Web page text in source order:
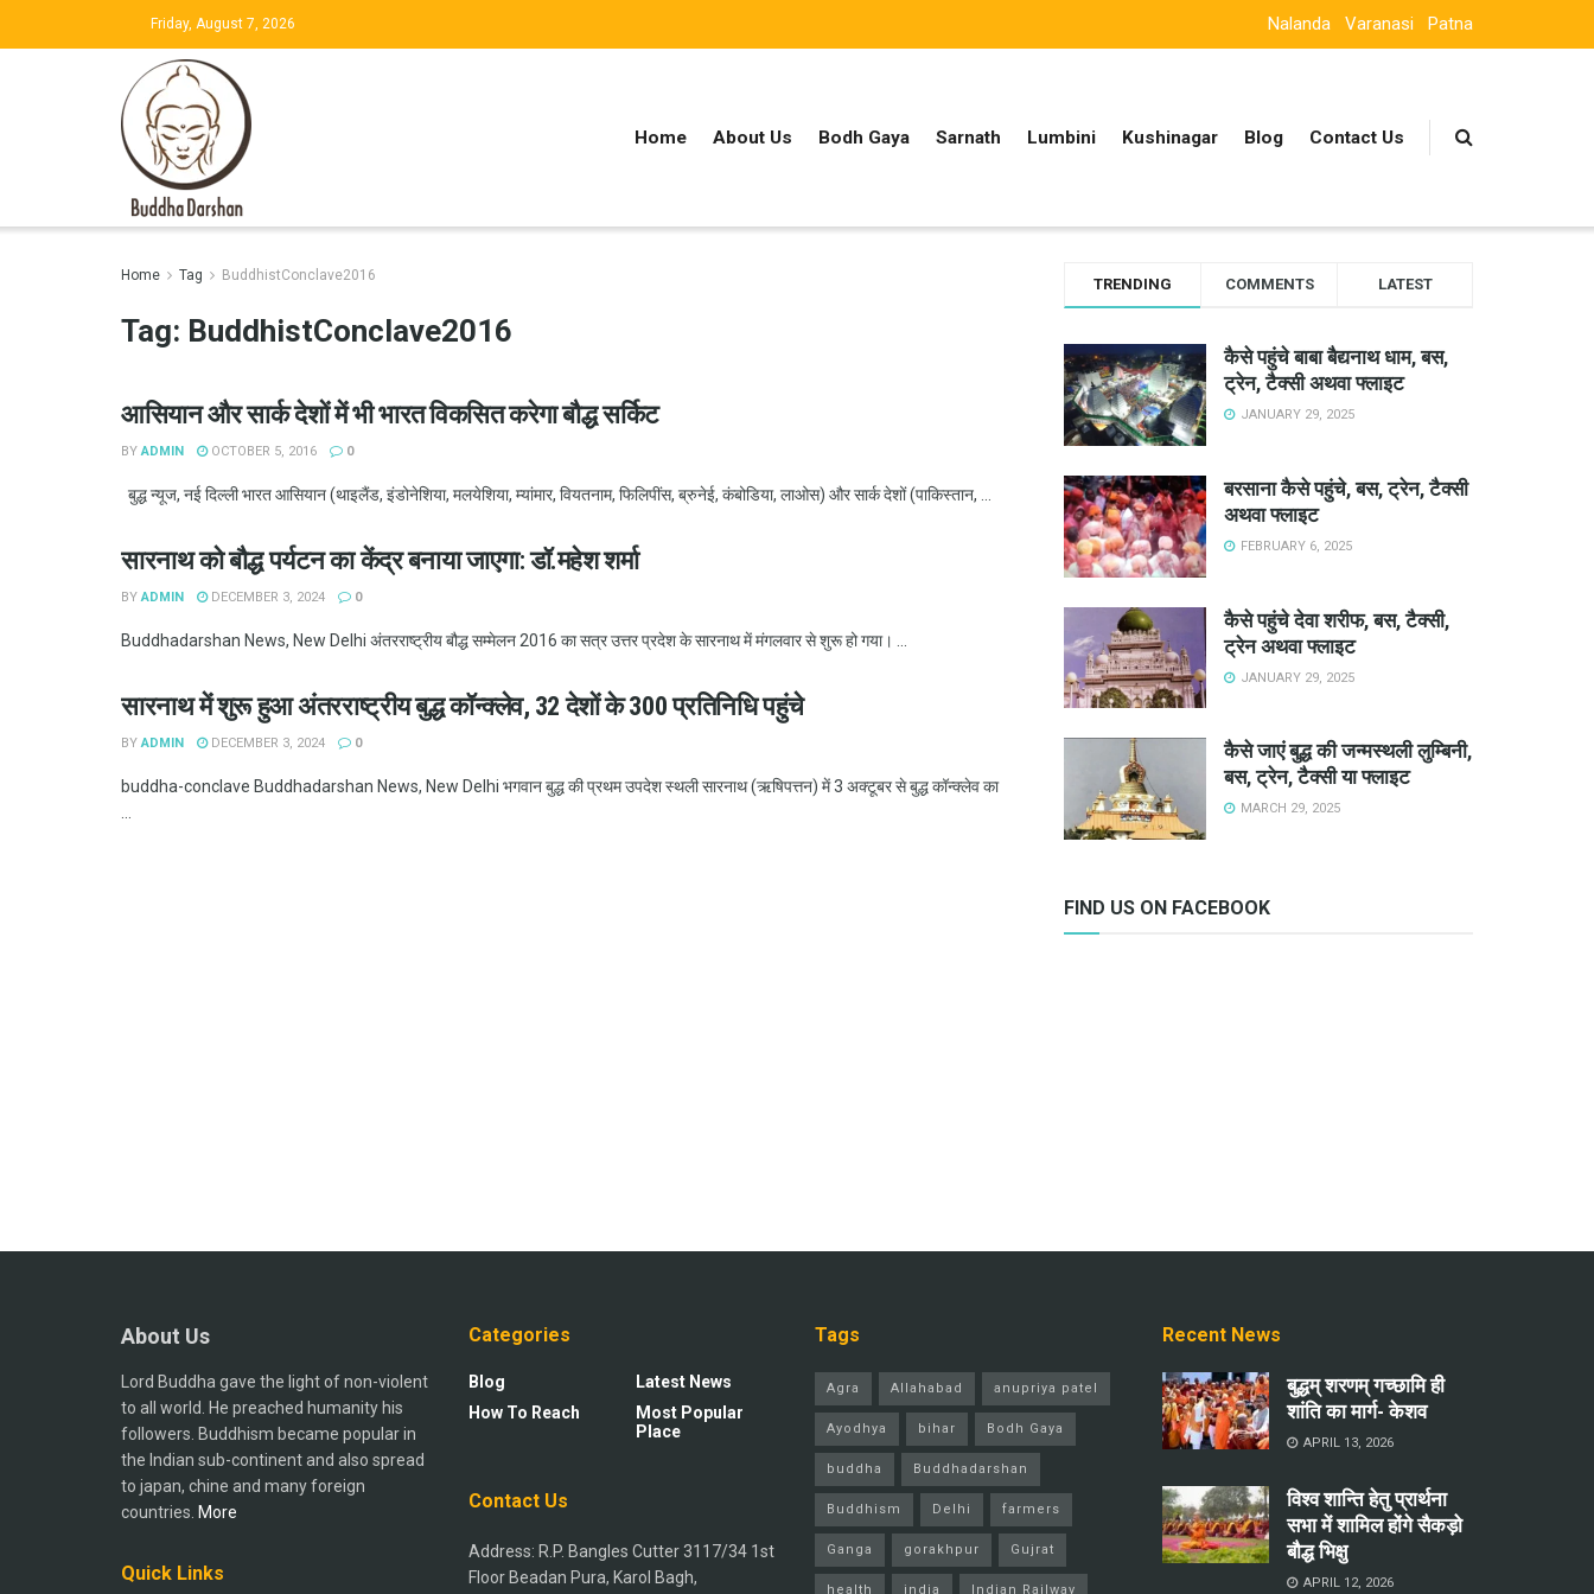
Friday, August 7, 2026 Nalanda Varanasi Patna
Home About Us Bodh Gaya Sarnath Lumbini Kushinagar Blog Contact Us
Home Tag BuddhistConclave2016
Tag: BuddhistConclave2016
आसियान और सार्क देशों में भी भारत विकसित करेगा बौद्ध सर्किट
BY ADMIN OCTOBER 5, 2016 0
बुद्ध न्यूज, नई दिल्ली भारत आसियान (थाइलैंड, इंडोनेशिया, मलयेशिया, म्यांमार, वियतनाम, फिलिपींस, ब्रुनेई, कंबोडिया, लाओस) और सार्क देशों (पाकिस्तान, ...
सारनाथ को बौद्ध पर्यटन का केंद्र बनाया जाएगा: डॉ.महेश शर्मा
BY ADMIN DECEMBER 3, 2024 0
Buddhadarshan News, New Delhi अंतरराष्ट्रीय बौद्ध सम्मेलन 2016 का सत्र उत्तर प्रदेश के सारनाथ में मंगलवार से शुरू हो गया। ...
सारनाथ में शुरू हुआ अंतरराष्ट्रीय बुद्ध कॉन्क्लेव, 32 देशों के 300 प्रतिनिधि पहुंचे
BY ADMIN DECEMBER 3, 2024 0
buddha-conclave Buddhadarshan News, New Delhi भगवान बुद्ध की प्रथम उपदेश स्थली सारनाथ (ऋषिपत्तन) में 3 अक्टूबर से बुद्ध कॉन्क्लेव का
TRENDING COMMENTS LATEST
कैसे पहुंचे बाबा बैद्यनाथ धाम, बस,
ट्रेन, टैक्सी अथवा फ्लाइट
JANUARY 29, 2025
बरसाना कैसे पहुंचे, बस, ट्रेन, टैक्सी
अथवा फ्लाइट
FEBRUARY 6, 2025
कैसे पहुंचे देवा शरीफ, बस, टैक्सी,
ट्रेन अथवा फ्लाइट
JANUARY 29, 2025
कैसे जाएं बुद्ध की जन्मस्थली लुम्बिनी,
बस, ट्रेन, टैक्सी या फ्लाइट
MARCH 29, 2025
FIND US ON FACEBOOK
About Us
Lord Buddha gave the light of non-violent
to all world. He preached humanity his
followers. Buddhism became popular in
the Indian sub-continent and also spread
to japan, chine and many foreign
countries. More
Quick Links
Categories
Blog
How To Reach
Latest News
Most Popular
Place
Contact Us
Address: R.P. Bangles Cutter 3117/34 1st
Floor Beadan Pura, Karol Bagh,
Tags
Agra Allahabad anupriya patel
Ayodhya bihar Bodh Gaya
buddha Buddhadarshan
Buddhism Delhi farmers
Ganga gorakhpur Gujrat
health india Indian Railway
Recent News
बुद्धम् शरणम् गच्छामि ही
शांति का मार्ग- केशव
APRIL 13, 2026
विश्व शान्ति हेतु प्रार्थना
सभा में शामिल होंगे सैकड़ो
बौद्ध भिक्षु
APRIL 12, 2026